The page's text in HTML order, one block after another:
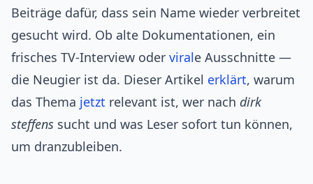
Beiträge dafür, dass sein Name wieder verbreitet
gesucht wird. Ob alte Dokumentationen, ein
frisches TV‑Interview oder virale Ausschnitte —
die Neugier ist da. Dieser Artikel erklärt, warum
das Thema jetzt relevant ist, wer nach dirk
steffens sucht und was Leser sofort tun können,
um dranzubleiben.